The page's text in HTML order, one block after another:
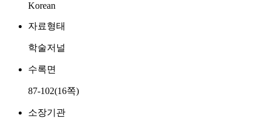
Korean
자료형태
학술저널
수록면
87-102(16쪽)
소장기관